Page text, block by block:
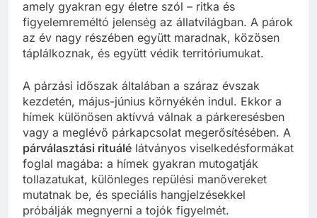
amely gyakran egy életre szól – ritka és
figyelemreméltó jelenség az állatvilágban. A párok
az év nagy részében együtt maradnak, közösen
táplálkoznak, és együtt védik territóriumukat.
A párzási időszak általában a száraz évszak
kezdetén, május-június környékén indul. Ekkor a
hímek különösen aktívvá válnak a párkeresésben
vagy a meglévő párkapcsolat megerősítésében. A
párválasztási rituálé látványos viselkedésformákat
foglal magába: a hímek gyakran mutogatják
tollazatukat, különleges repülési manővereket
mutatnak be, és speciális hangjelzésekkel
próbálják megnyerni a tojók figyelmét.